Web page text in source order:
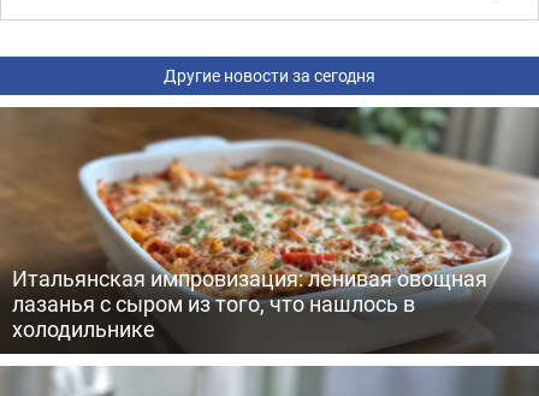
Другие новости за сегодня
Итальянская импровизация: ленивая овощная
лазанья с сыром из того, что нашлось в
холодильнике